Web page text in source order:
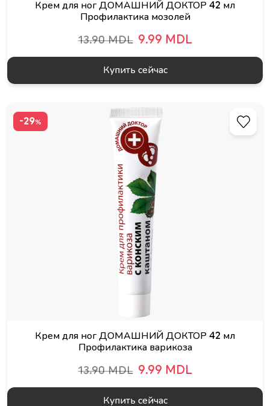
Крем для ног ДОМАШНИЙ ДОКТОР 42 мл
Профилактика мозолей
13.90 MDL 9.99 MDL
Купить сейчас
-29%
Крем для ног ДОМАШНИЙ ДОКТОР 42 мл
Профилактика варикоза
13.90 MDL 9.99 MDL
Купить сейчас